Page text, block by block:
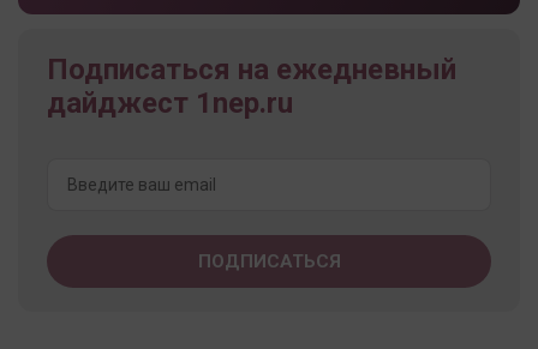
Подписаться на ежедневный
дайджест 1nep.ru